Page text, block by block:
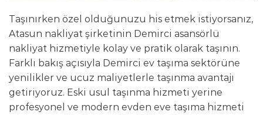
Taşınırken özel olduğunuzu his etmek istiyorsanız,
Atasun nakliyat şirketinin Demirci asansörlü
nakliyat hizmetiyle kolay ve pratik olarak taşının.
Farklı bakış açısıyla Demirci ev taşıma sektörüne
yenilikler ve ucuz maliyetlerle taşınma avantajı
getiriyoruz. Eski usul taşınma hizmeti yerine
profesyonel ve modern evden eve taşıma hizmeti